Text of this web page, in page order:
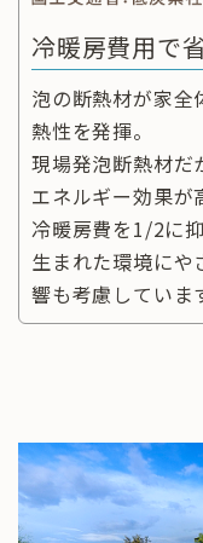
冷暖房費用で
泡の断熱材が家
熱性を発揮。
現場発泡断熱材だ
エネルギー効果が
冷暖房費を1/2に
生まれた環境に
響も考慮していま